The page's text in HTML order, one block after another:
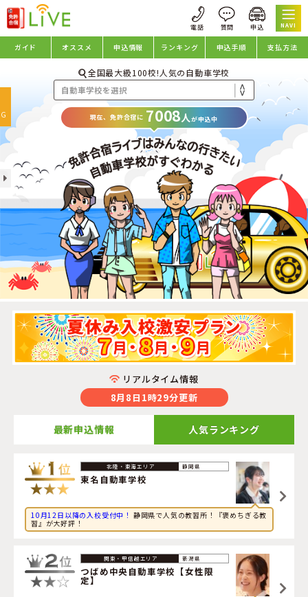
NAVI
ガイド オススメ 申込情報 ランキング 申込手順 支払方法
全国最大級100校!人気の自動車学校
現在、免許合宿に 7008人が申込中
リアルタイム情報
8月8日1時29分更新
最新申込情報
2026年8月8日
映画に興味のある大学生が兵庫県・
大陽猪名川自動車学校
に申し込みました。
2026年8月8日
グルメに興味のある社会人が福島県・湯本自動車学校に申
2026年8月8日
読書に興味のある社会人が静岡県・
浜松自動車学校 浜岡
校 に申し込みました。
人気ランキング
静岡県
東名自動車学校
10月12日以降の入校受付中！ 静岡県で人気の教習所！『褒めちぎる教
習』が大好評！
新潟県
つばめ中央自動車学校【女性限
定】